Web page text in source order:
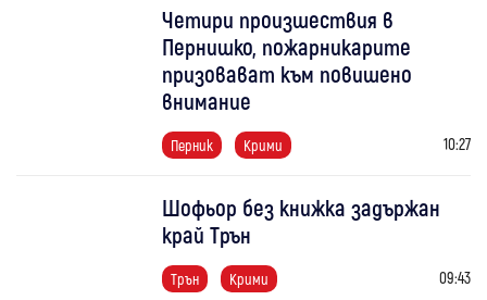
Четири произшествия в
Пернишко, пожарникарите
призовават към повишено
внимание
Перник Крими 10:27
Шофьор без книжка задържан
край Трън
Трън Крими 09:43